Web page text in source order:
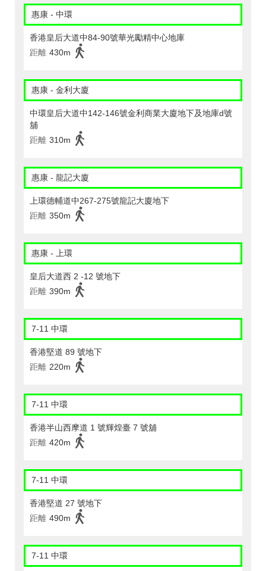
惠康 - 中環
香港皇后大道中84-90號華光勵精中心地庫
距離 430m
惠康 - 金利大廈
中環皇后大道中142-146號金利商業大廈地下及地庫d號
舖
距離 310m
惠康 - 龍記大廈
上環德輔道中267-275號龍記大廈地下
距離 350m
惠康 - 上環
皇后大道西 2 -12 號地下
距離 390m
7-11 中環
香港堅道 89 號地下
距離 220m
7-11 中環
香港半山西摩道 1 號輝煌臺 7 號舖
距離 420m
7-11 中環
香港堅道 27 號地下
距離 490m
7-11 中環